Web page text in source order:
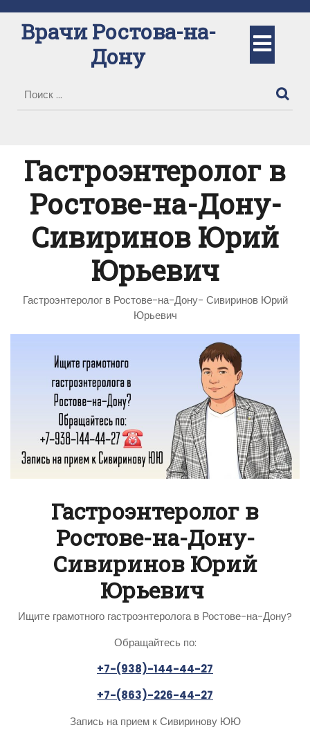
содержимому
Врачи Ростова-на-
Дону
Гастроэнтеролог в
Ростове-на-Дону-
Сивиринов Юрий
Юрьевич
Гастроэнтеролог в Ростове-на-Дону- Сивиринов Юрий
Юрьевич
Гастроэнтеролог в
Ростове-на-Дону-
Сивиринов Юрий
Юрьевич
Ищите грамотного гастроэнтеролога в Ростове-на-Дону?
Обращайтесь по:
+7-(938)-144-44-27
+7-(863)-226-44-27
Запись на прием к Сивиринову ЮЮ